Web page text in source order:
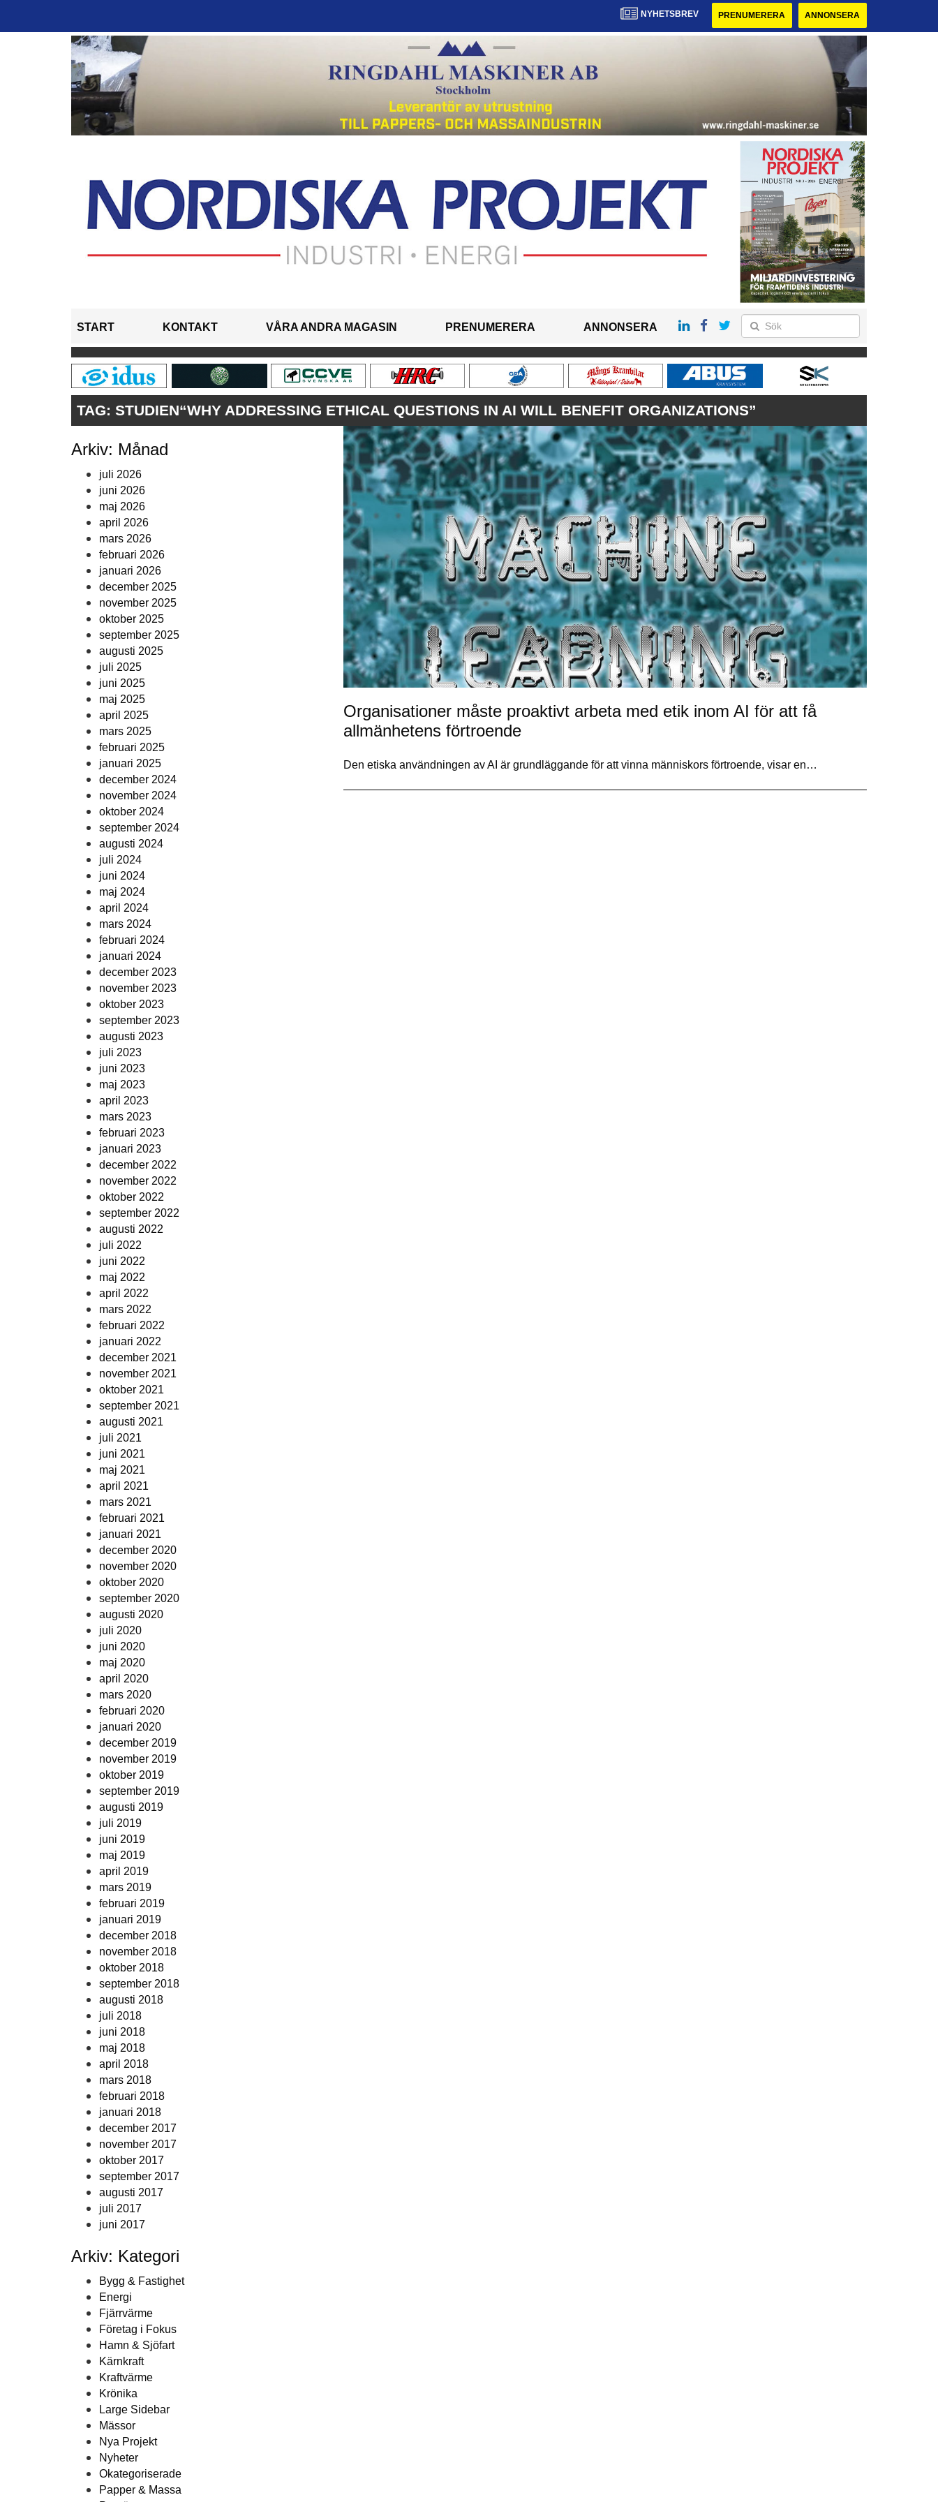
NYHETSBREV PRENUMERERA ANNONSERA
START KONTAKT VÅRA ANDRA MAGASIN PRENUMERERA ANNONSERA
TAG: STUDIEN“WHY ADDRESSING ETHICAL QUESTIONS IN AI WILL BENEFIT ORGANIZATIONS”
Arkiv: Månad
juli 2026
juni 2026
maj 2026
april 2026
mars 2026
februari 2026
januari 2026
december 2025
november 2025
oktober 2025
september 2025
augusti 2025
juli 2025
juni 2025
maj 2025
april 2025
mars 2025
februari 2025
januari 2025
december 2024
november 2024
oktober 2024
september 2024
augusti 2024
juli 2024
juni 2024
maj 2024
april 2024
mars 2024
februari 2024
januari 2024
december 2023
november 2023
oktober 2023
september 2023
augusti 2023
juli 2023
juni 2023
maj 2023
april 2023
mars 2023
februari 2023
januari 2023
december 2022
november 2022
oktober 2022
september 2022
augusti 2022
juli 2022
juni 2022
maj 2022
april 2022
mars 2022
februari 2022
januari 2022
december 2021
november 2021
oktober 2021
september 2021
augusti 2021
juli 2021
juni 2021
maj 2021
april 2021
mars 2021
februari 2021
januari 2021
december 2020
november 2020
oktober 2020
september 2020
augusti 2020
juli 2020
juni 2020
maj 2020
april 2020
mars 2020
februari 2020
januari 2020
december 2019
november 2019
oktober 2019
september 2019
augusti 2019
juli 2019
juni 2019
maj 2019
april 2019
mars 2019
februari 2019
januari 2019
december 2018
november 2018
oktober 2018
september 2018
augusti 2018
juli 2018
juni 2018
maj 2018
april 2018
mars 2018
februari 2018
januari 2018
december 2017
november 2017
oktober 2017
september 2017
augusti 2017
juli 2017
juni 2017
Arkiv: Kategori
Bygg & Fastighet
Energi
Fjärrvärme
Företag i Fokus
Hamn & Sjöfart
Kärnkraft
Kraftvärme
Krönika
Large Sidebar
Mässor
Nya Projekt
Nyheter
Okategoriserade
Papper & Massa
Organisationer måste proaktivt arbeta med etik inom AI för att få
allmänhetens förtroende
Den etiska användningen av AI är grundläggande för att vinna människors förtroende, visar en…